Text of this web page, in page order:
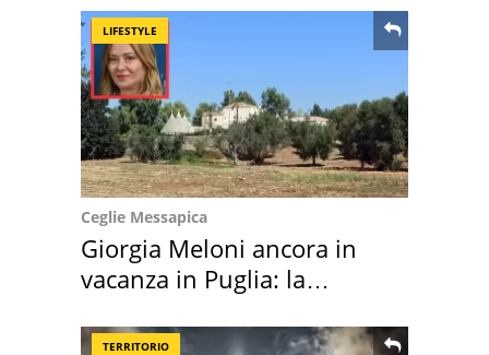
LIFESTYLE
Ceglie Messapica
Giorgia Meloni ancora in
vacanza in Puglia: la
TERRITORIO